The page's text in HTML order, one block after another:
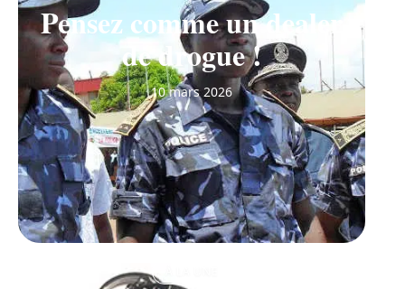
Pensez comme un dealer
de drogue !
10 mars 2026